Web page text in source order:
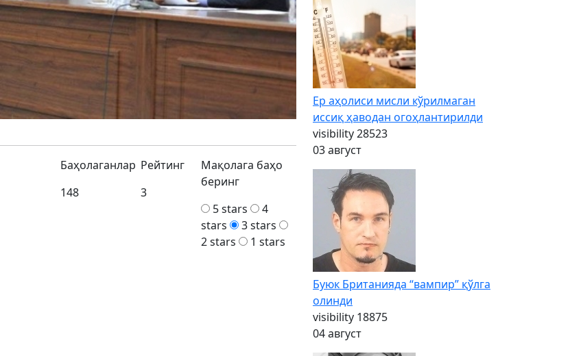
Баҳолаганлар
148
Рейтинг
3
Мақолага баҳо
беринг
5 stars
4
stars
3 stars
2 stars
1 stars
Ер аҳолиси мисли кўрилмаган
иссиқ ҳаводан огоҳлантирилди
visibility28523
03 август
Буюк Британияда “вампир” қўлга
олинди
visibility 18875
04 август